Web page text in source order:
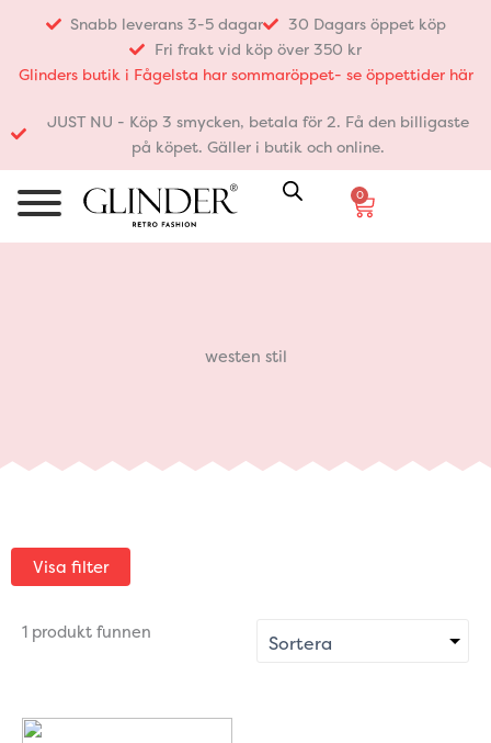
innehåll
Snabb leverans 3-5 dagar
30 Dagars öppet köp
Fri frakt vid köp över 350 kr
Glinders butik i Fågelsta har sommaröppet- se öppettider här
JUST NU - Köp 3 smycken, betala för 2. Få den billigaste
på köpet. Gäller i butik och online.
0
Varukorg
westen stil
Visa filter
1 produkt funnen